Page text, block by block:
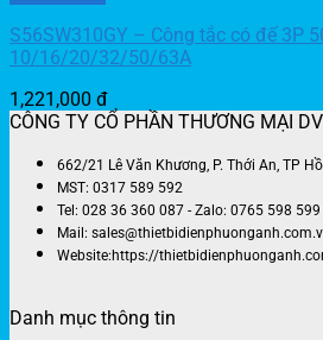
S56SW310GY – Công tắc có đế 3P
10/16/20/32/50/63A
1,221,000 đ
CÔNG TY CỔ PHẦN THƯƠNG MẠI
662/21 Lê Văn Khương, P. Thới An, TP
MST: 0317 589 592
Tel: 028 36 360 087 - Zalo: 0765 598 599
Mail:
Website:https://
Danh mục thông tin